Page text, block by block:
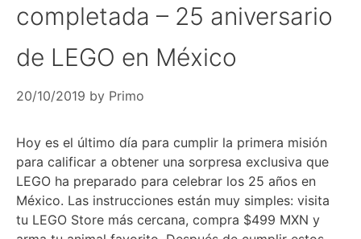
completada – 25 aniversario
de LEGO en México
20/10/2019 by Primo
Hoy es el último día para cumplir la primera misión
para calificar a obtener una sorpresa exclusiva que
LEGO ha preparado para celebrar los 25 años en
México. Las instrucciones están muy simples: visita
tu LEGO Store más cercana, compra $499 MXN y